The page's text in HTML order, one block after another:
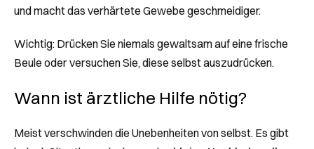
und macht das verhärtete Gewebe geschmeidiger.
Wichtig: Drücken Sie niemals gewaltsam auf eine frische
Beule oder versuchen Sie, diese selbst auszudrücken.
Wann ist ärztliche Hilfe nötig?
Meist verschwinden die Unebenheiten von selbst. Es gibt